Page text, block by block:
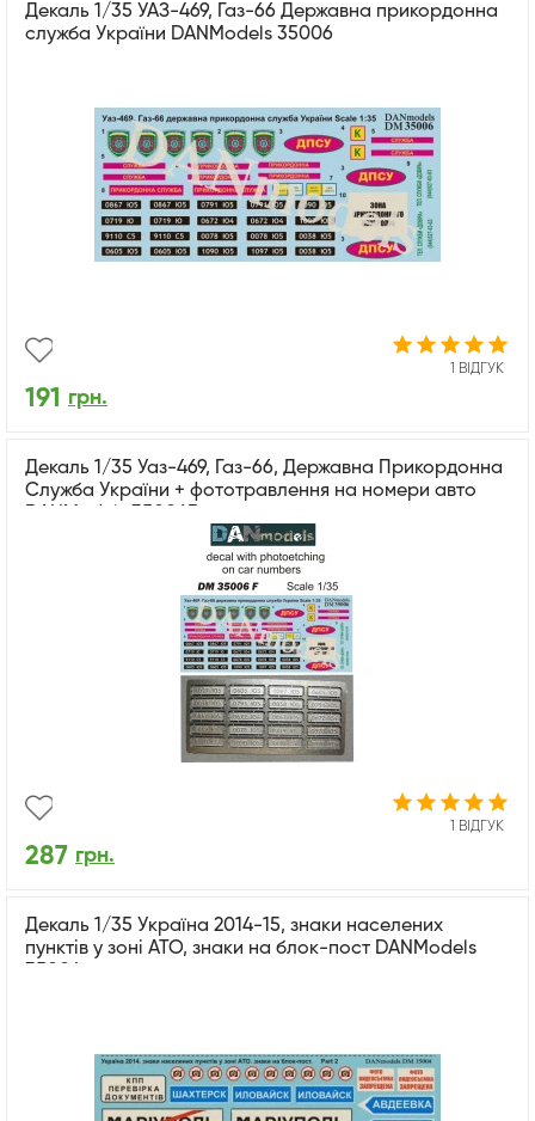
Декаль 1/35 УАЗ-469, Газ-66 Державна прикордонна
служба України DANModels 35006
1 ВІДГУК
191 грн.
Декаль 1/35 Уаз-469, Газ-66, Державна Прикордонна
Служба України + фототравлення на номери авто
1 ВІДГУК
287 грн.
Декаль 1/35 Україна 2014-15, знаки населених
пунктів у зоні АТО, знаки на блок-пост DANModels